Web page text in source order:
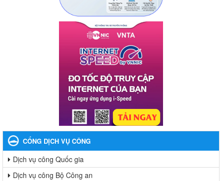
CỔNG DỊCH VỤ CÔNG
Dịch vụ công Quốc gia
Dịch vụ công Bộ Công an